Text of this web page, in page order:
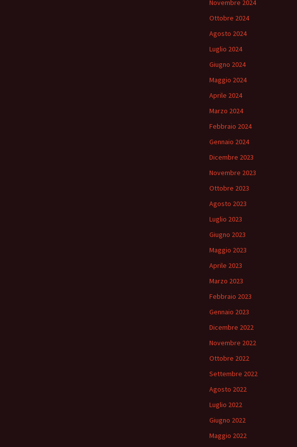
Novembre 2024
Ottobre 2024
Agosto 2024
Luglio 2024
Giugno 2024
Maggio 2024
Aprile 2024
Marzo 2024
Febbraio 2024
Gennaio 2024
Dicembre 2023
Novembre 2023
Ottobre 2023
Agosto 2023
Luglio 2023
Giugno 2023
Maggio 2023
Aprile 2023
Marzo 2023
Febbraio 2023
Gennaio 2023
Dicembre 2022
Novembre 2022
Ottobre 2022
Settembre 2022
Agosto 2022
Luglio 2022
Giugno 2022
Maggio 2022